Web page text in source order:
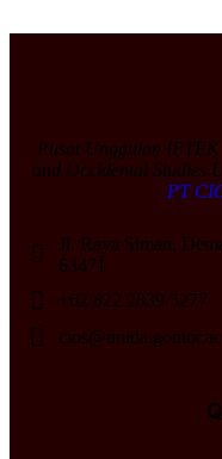
Pusat Unggulan
and Occidental Studies
PT
Jl. Raya Siman,
63471
+62 822 2839 5277